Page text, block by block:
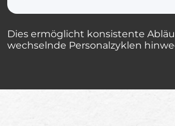
Dies ermöglicht konsistente
wechselnde Personalzyklen